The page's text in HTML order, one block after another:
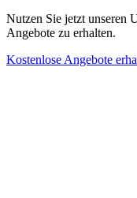
Nutzen Sie jetzt unseren
Angebote zu erhalten.
Kostenlose Angebote